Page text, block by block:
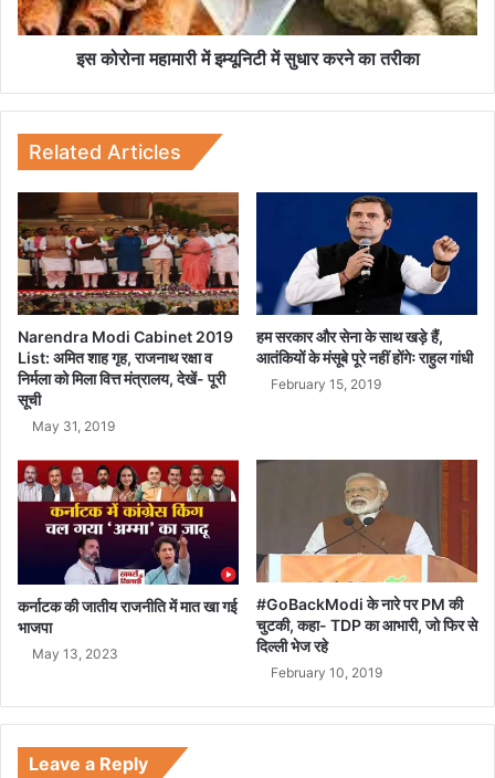
मा
री
में
सु
धा
र
क
र
ने
का
त
री
का
इस कोरोना महामारी में इम्यूनिटी में सुधार करने का तरीका
Related Articles
Narendra Modi Cabinet 2019
List: अमित शाह गृह, राजनाथ रक्षा व
निर्मला को मिला वित्त मंत्रालय, देखें- पूरी
सूची
May 31, 2019
हम सरकार और सेना के साथ खड़े हैं,
आतंकियों के मंसूबे पूरे नहीं होंगेः राहुल गांधी
February 15, 2019
कर्नाटक की जातीय राजनीति में मात खा गई
भाजपा
May 13, 2023
#GoBackModi के नारे पर PM की
चुटकी, कहा- TDP का आभारी, जो फिर से
दिल्ली भेज रहे
February 10, 2019
Leave a Reply